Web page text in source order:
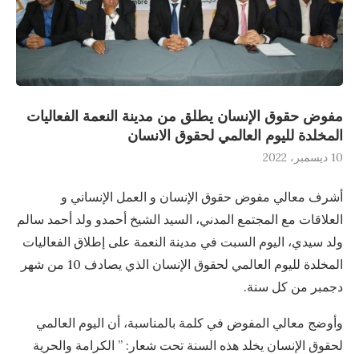
مفوض حقوق الإنسان يطلق من مدينة النعمة الفعاليات
المخلدة لليوم العالمي لحقوق الانسان
10 ديسمبر، 2022
أشرف معالي مفوض حقوق الإنسان و العمل الإنساني و
العلاقات مع المجتمع المدني، السيد الشيخ أحمدو ولد أحمد سالم
ولد سيدي، اليوم السبت في مدينة النعمة على إطلاق الفعاليات
المخلدة لليوم العالمي لحقوق الإنسان الذي يصادف 10 من شهر
دجمبر من كل سنة.
وأوضج معالي المفوض في كلمة بالمناسبة، أن اليوم العالمي
لحقوق الإنسان يخلد هذه السنة تحت شعار: ” الكرامة والحرية